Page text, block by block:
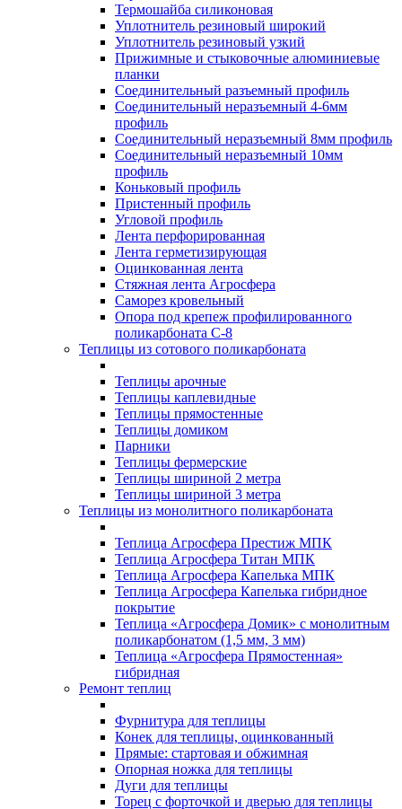
Термошайба силиконовая
Уплотнитель резиновый широкий
Уплотнитель резиновый узкий
Прижимные и стыковочные алюминиевые
планки
Соединительный разъемный профиль
Соединительный неразъемный 4-6мм
профиль
Соединительный неразъемный 8мм профиль
Соединительный неразъемный 10мм
профиль
Коньковый профиль
Пристенный профиль
Угловой профиль
Лента перфорированная
Лента герметизирующая
Оцинкованная лента
Стяжная лента Агросфера
Саморез кровельный
Опора под крепеж профилированного
поликарбоната С-8
Теплицы из сотового поликарбоната
Теплицы арочные
Теплицы каплевидные
Теплицы прямостенные
Теплицы домиком
Парники
Теплицы фермерские
Теплицы шириной 2 метра
Теплицы шириной 3 метра
Теплицы из монолитного поликарбоната
Теплица Агросфера Престиж МПК
Теплица Агросфера Титан МПК
Теплица Агросфера Капелька МПК
Теплица Агросфера Капелька гибридное
покрытие
Теплица «Агросфера Домик» с монолитным
поликарбонатом (1,5 мм, 3 мм)
Теплица «Агросфера Прямостенная»
гибридная
Ремонт теплиц
Фурнитура для теплицы
Конек для теплицы, оцинкованный
Прямые: стартовая и обжимная
Опорная ножка для теплицы
Дуги для теплицы
Торец с форточкой и дверью для теплицы